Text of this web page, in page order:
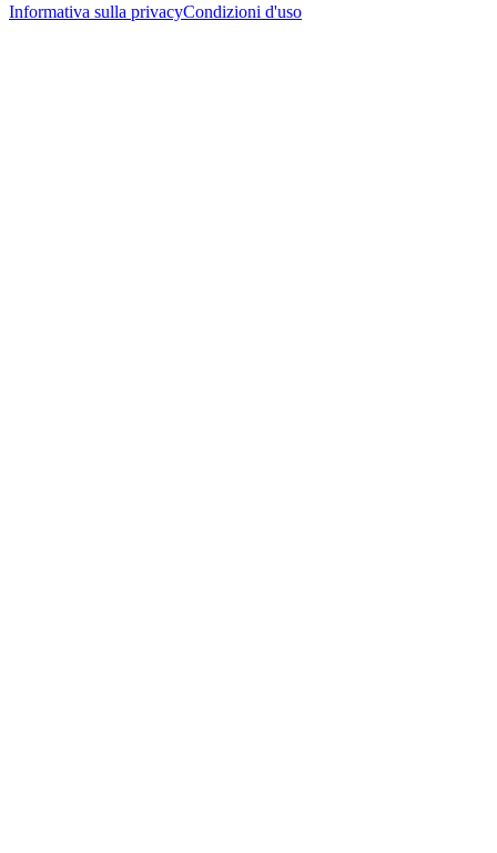
Informativa sulla privacyCondizioni d'uso